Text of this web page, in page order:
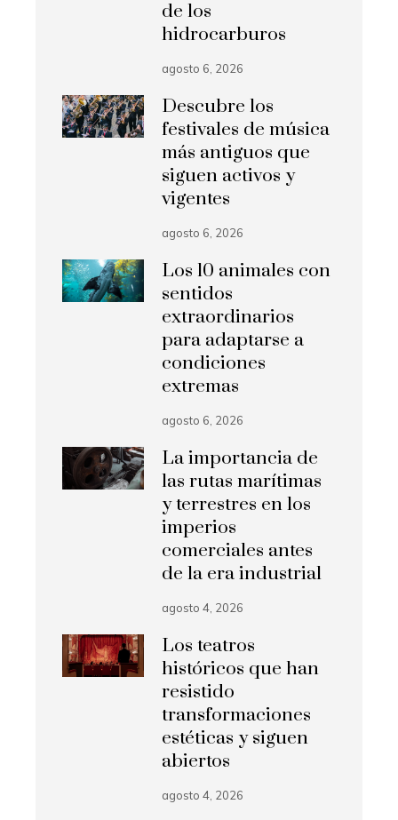
de los
hidrocarburos
agosto 6, 2026
Descubre los
festivales de música
más antiguos que
siguen activos y
vigentes
agosto 6, 2026
Los 10 animales con
sentidos
extraordinarios
para adaptarse a
condiciones
extremas
agosto 6, 2026
La importancia de
las rutas marítimas
y terrestres en los
imperios
comerciales antes
de la era industrial
agosto 4, 2026
Los teatros
históricos que han
resistido
transformaciones
estéticas y siguen
abiertos
agosto 4, 2026